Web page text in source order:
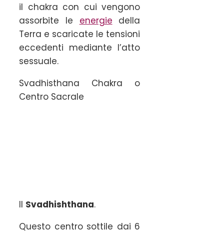
il chakra con cui vengono
assorbite le energie della
Terra e scaricate le tensioni
eccedenti mediante l’atto
sessuale.
Svadhisthana Chakra o
Centro Sacrale
Il Svadhishthana.
Questo centro sottile dai 6